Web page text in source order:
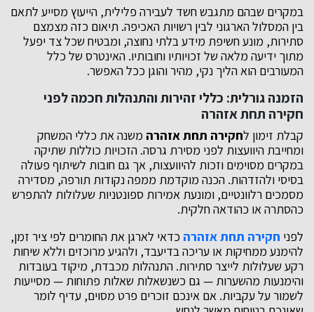
במקרים שבהם מתגבש חשד לעבירה פלילית, הייעוץ מסייע לתאם
בין המסלול הארגוני לבין רשויות האכיפה. תיאום כזה מצמצם
סתירות, מונע חשיפת מידע בלתי נחוצה, ומבטיח שכל צד יפעל
מתוך ידיעה מלאה של זכויותיו וחובותיו. האינטרס של כלל
המעורבים הוא הליך נקי, מהיר והוגן ככל האפשר.
הזמנה גורלית: כללי זהירות והתנהלות חכמה לפני
חקירה תחת אזהרה
קבלת זימון לחקירה תחת אזהרה משנה את כללי המשחק
ומחייבת היוועצות לפני מסירת גרסה. הזכויות כוללות שתיקה
במקרים מסוימים וזכות להיוועצות, אך גם חובות לשיתוף פעולה
בסיסי ולהזדהות. הכנה מוקדמת ממפה נקודות תורפה, מסדירה
מסמכים רלוונטיים, ומונעת אמירות ספונטניות שעלולות להתפרש
כהסתרה או כהודאה חלקית.
לפני חקירה תחת אזהרה כדאי לארגן את החומרים לפי ציר זמן,
להימנע ממחיקות או עריכה בדיעבד, ולהגיע מרוכזים וללא שיחות
רקע שעלולות לייצר סתירות. התנהלות מכבדת, מיקוד בעובדות
והימנעות מהשערות — גם כשנשאלות שאלות פתוחות — מסייעות
לשמור על עקביות. אם אינכם זוכרים פרט מסוים, עדיף לומר